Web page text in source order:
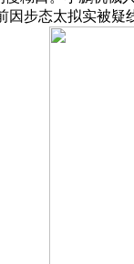
步态太拟实被